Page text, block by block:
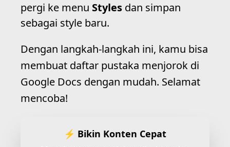
pergi ke menu Styles dan simpan
sebagai style baru.
Dengan langkah-langkah ini, kamu bisa
membuat daftar pustaka menjorok di
Google Docs dengan mudah. Selamat
mencoba!
⚡ Bikin Konten Cepat